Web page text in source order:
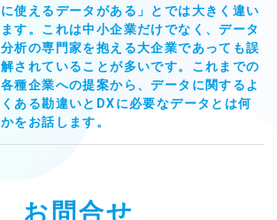
に使えるデータがある」とでは大きく違い
ます。これは中小企業だけでなく、データ
分析の専門家を抱える大企業であっても誤
解されていることが多いです。これまでの
各種企業への提案から、データに関するよ
くある勘違いとDXに必要なデータとは何
かをお話します。
お問合せ